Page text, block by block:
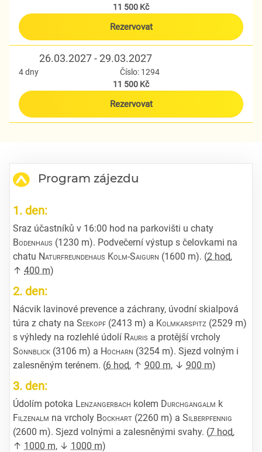
11 500 Kč
Rezervovat
26.03.2027 - 29.03.2027
4 dny
Číslo: 1294
11 500 Kč
Rezervovat
Program zájezdu
1. den:
Sraz účastníků v 16:00 hod na parkovišti u chaty
Bodenhaus (1230 m). Podvečerní výstup s čelovkami na
chatu Naturfreundehaus Kolm-Saigurn (1600 m). (2 hod,
↑ 400 m)
2. den:
Nácvik lavinové prevence a záchrany, úvodní skialpová
túra z chaty na Seekopf (2413 m) a Kolmkarspitz (2529 m)
s výhledy na rozlehlé údolí Rauris a protější vrcholy
Sonnblick (3106 m) a Hocharn (3254 m). Sjezd volným i
zalesněným terénem. (6 hod, ↑ 900 m, ↓ 900 m)
3. den:
Údolím potoka Lenzangerbach kolem Durchgangalm k
Filzenalm na vrcholy Bockhart (2260 m) a Silberpfennig
(2600 m). Sjezd volnými a zalesněnými svahy. (7 hod,
↑ 1000 m, ↓ 1000 m)